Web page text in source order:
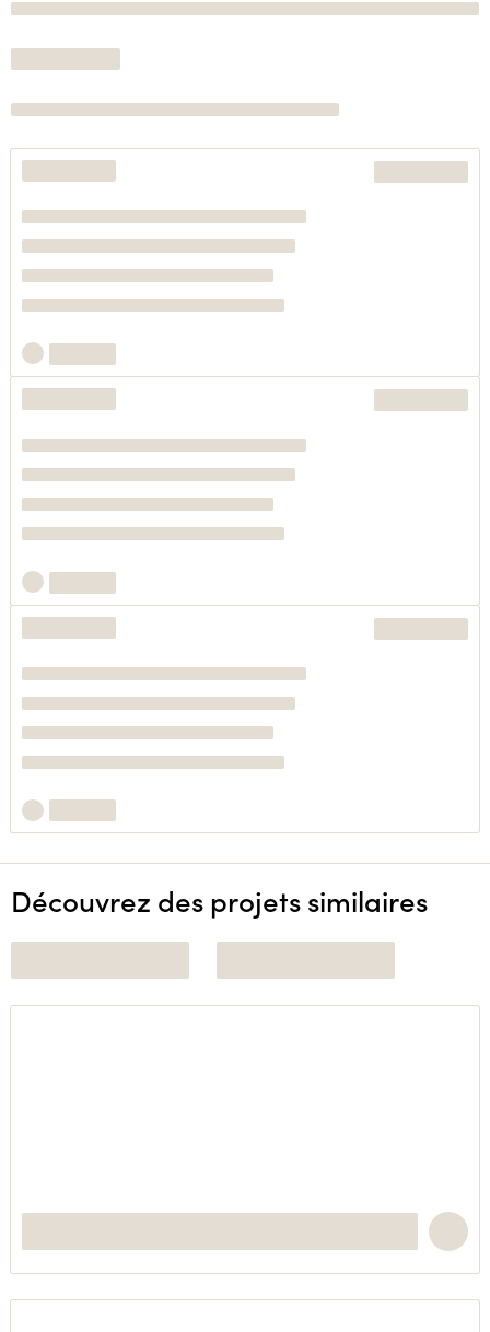
Découvrez des projets similaires